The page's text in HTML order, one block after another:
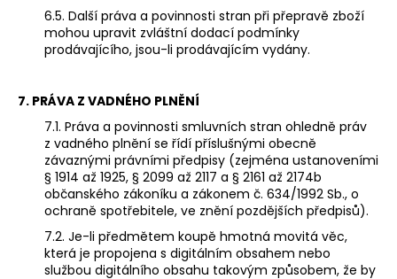
6.5. Další práva a povinnosti stran při přepravě zboží
mohou upravit zvláštní dodací podmínky
prodávajícího, jsou-li prodávajícím vydány.
7. PRÁVA Z VADNÉHO PLNĚNÍ
7.1. Práva a povinnosti smluvních stran ohledně práv
z vadného plnění se řídí příslušnými obecně
závaznými právními předpisy (zejména ustanoveními
§ 1914 až 1925, § 2099 až 2117 a § 2161 až 2174b
občanského zákoníku a zákonem č. 634/1992 Sb., o
ochraně spotřebitele, ve znění pozdějších předpisů).
7.2. Je-li předmětem koupě hmotná movitá věc,
která je propojena s digitálním obsahem nebo
službou digitálního obsahu takovým způsobem, že by